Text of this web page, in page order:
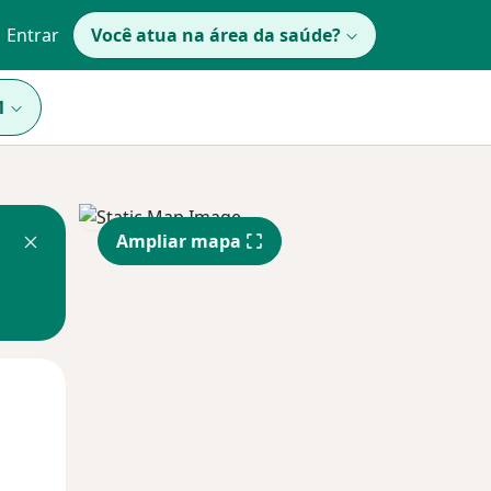
Entrar Você atua na área da saúde?
Ampliar mapa